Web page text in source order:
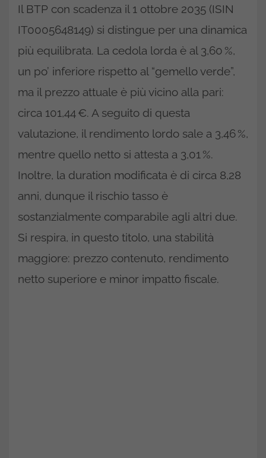
Il BTP con scadenza il 1 ottobre 2035 (ISIN
IT0005648149) si distingue per una dinamica
più equilibrata. La cedola lorda è al 3,60 %,
un po’ inferiore rispetto al “gemello verde”,
ma il prezzo attuale è più vicino alla pari:
circa 101,44 €. A seguito di questa
valutazione, il rendimento lordo sale a 3,46 %,
mentre quello netto si attesta a 3,01 %.
Inoltre, la duration modificata è di circa 8,28
anni, dunque il rischio tasso è
sostanzialmente comparabile agli altri due.
Si respira, in questo titolo, una stabilità
maggiore: prezzo contenuto, rendimento
netto superiore e minor impatto fiscale.